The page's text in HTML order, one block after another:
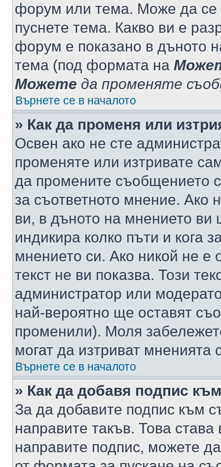
форум или тема. Може да се
пуснете тема. Какво ви е
форум е показано в дъното
тема (под формата на
Можете да променяте
Върнете се в началото
» Как да променя или
Освен ако не сте
променяте или изтривате
да промените съобщението
за съответното мнение. Ако
ви, в дъното на мнението ви
индикира колко пъти и кога
мнението си. Ако никой не е
текст не ви показва. Този
администратор или
най-вероятно ще оставят
променили). Моля
могат да изтриват мненията
Върнете се в началото
» Как да добавя подпис
За да добавите подпис към
направите такъв. Това
направите подпис, можете